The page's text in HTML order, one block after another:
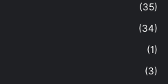
(35)
(34)
(1)
(3)